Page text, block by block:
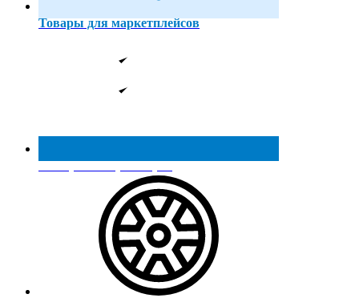
Товары для маркетплейсов
Реестр МинПромТорга